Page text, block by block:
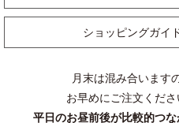
ショッピングガイ
月末は混み合います
お早めにご注文くださ
平日のお昼前後が比較的つ